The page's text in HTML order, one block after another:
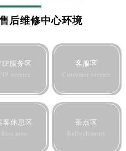
后维修中心环境
服务区
service
客服区
Customer service
客休息区
Rest area
茶点区
Refreshments